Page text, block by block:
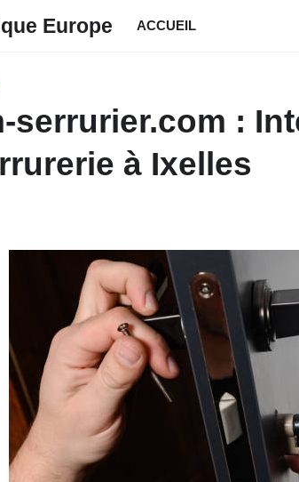
Europe ACCUEIL
serrurier.com :
à Ixelles